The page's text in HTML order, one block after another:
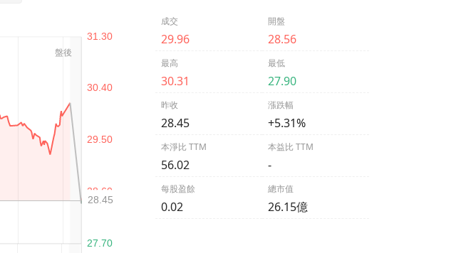
成交
29.96
開盤
28.56
最高
30.31
最低
27.90
昨收
28.45
漲跌幅
+5.31%
本淨比 TTM
56.02
本益比 TTM
-
每股盈餘
0.02
總市值
26.15億